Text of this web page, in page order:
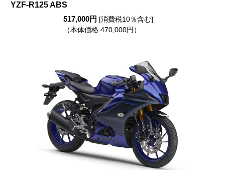
YZF-R125 ABS
517,000円 [消費税10％含む]
（本体価格 470,000円）